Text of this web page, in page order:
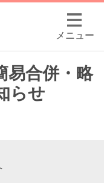
メニュー
易合併・略
らせ